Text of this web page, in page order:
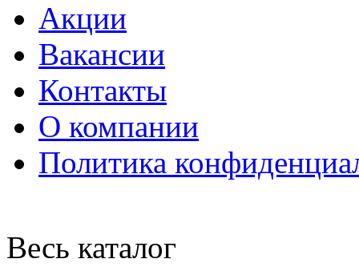
Акции
Вакансии
Контакты
О компании
Политика
Весь каталог